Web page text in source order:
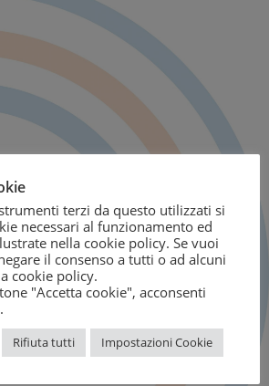
terzi da questo utilizzati si
necessari al funzionamento ed
nella cookie policy. Se vuoi
il consenso a tutti o ad alcuni
cookie policy.
"Accetta cookie", acconsenti
Rifiuta tutti Impostazioni Cookie